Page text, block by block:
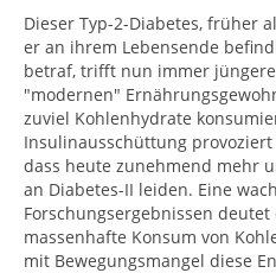
Dieser Typ-2-Diabetes, früher
er an ihrem Lebensende
betraf, trifft nun immer
"modernen"
zuviel Kohlenhydrate
Insulinausschüttung
dass heute zunehmend mehr
an Diabetes-II leiden. Eine
Forschungsergebnissen
massenhafte Konsum von
mit Bewegungsmangel diese